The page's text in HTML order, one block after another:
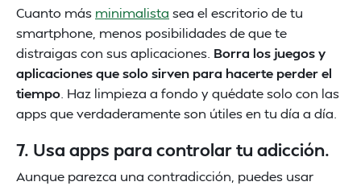
Cuanto más minimalista sea el escritorio de tu
smartphone, menos posibilidades de que te
distraigas con sus aplicaciones. Borra los juegos y
aplicaciones que solo sirven para hacerte perder el
tiempo . Haz limpieza a fondo y quédate solo con las
apps que verdaderamente son útiles en tu día a día.
7. Usa apps para controlar tu adicción.
Aunque parezca una contradicción, puedes usar